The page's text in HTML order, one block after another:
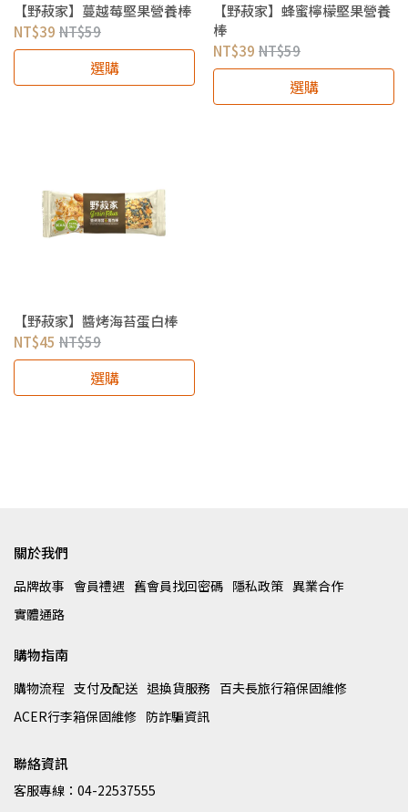
【野菽家】蔓越莓堅果營養棒
NT$39 NT$59
選購
【野菽家】蜂蜜檸檬堅果營養
棒
NT$39 NT$59
選購
【野菽家】醬烤海苔蛋白棒
NT$45 NT$59
選購
關於我們
品牌故事 會員禮遇 舊會員找回密碼 隱私政策 異業合作
實體通路
購物指南
購物流程 支付及配送 退換貨服務 百夫長旅行箱保固維修
ACER行李箱保固維修 防詐騙資訊
聯絡資訊
客服專線：04-22537555